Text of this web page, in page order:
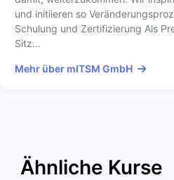
und initiieren so
Schulung und Zertifizierung Als
Sitz…
Mehr über mITSM GmbH
Ähnliche Kurse